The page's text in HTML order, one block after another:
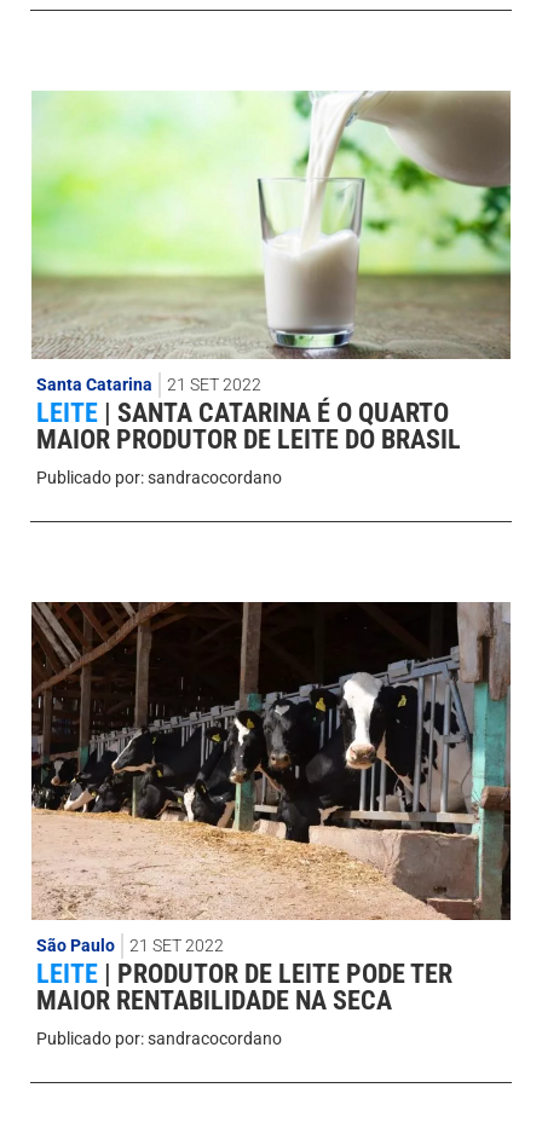
Santa Catarina 21 SET 2022
LEITE
SANTA CATARINA É O QUARTO
MAIOR PRODUTOR DE LEITE DO BRASIL
Publicado por:sandracocordano
São Paulo 21 SET 2022
LEITE | PRODUTOR DE LEITE PODE TER
MAIOR RENTABILIDADE NA SECA
Publicado por:sandracocordano